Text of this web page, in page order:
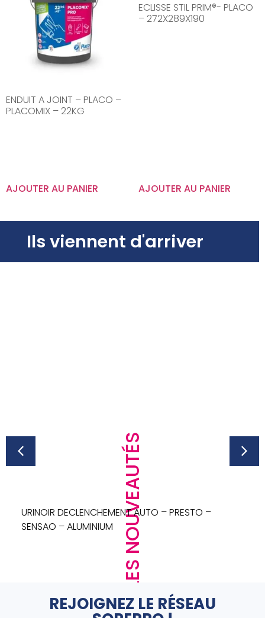
ENDUIT A JOINT – PLACO –
PLACOMIX – 22KG
AJOUTER AU PANIER
ECLISSE STIL PRIM®- PLACO
– 272X289X190
AJOUTER AU PANIER
Ils viennent d'arriver
LES NOUVEAUTÉS
URINOIR DECLENCHEMENT AUTO – PRESTO –
SENSAO – ALUMINIUM
REJOIGNEZ LE RÉSEAU